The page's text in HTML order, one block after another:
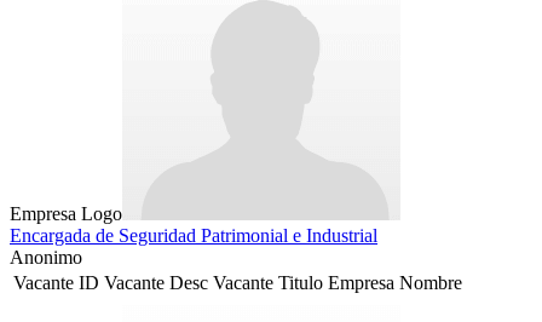
Empresa Logo
Encargada de Seguridad Patrimonial e Industrial
Anonimo
Vacante ID Vacante Desc Vacante Titulo Empresa Nombre